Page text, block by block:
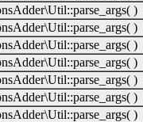
)
)
)
)
)
)
)